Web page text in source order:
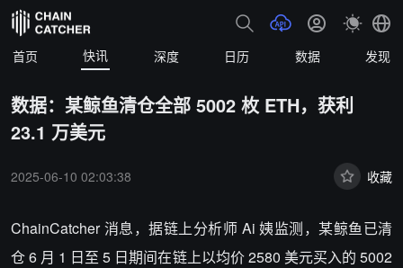
首页 快讯 深度 日历 数据 发现
数据：某鲸鱼清仓全部 5002 枚 ETH，获利
23.1 万美元
2025-06-10 02:03:38 收藏
ChainCatcher 消息，据链上分析师 Ai 姨监测，某鲸鱼已清
仓 6 月 1 日至 5 日期间在链上以均价 2580 美元买入的 5002